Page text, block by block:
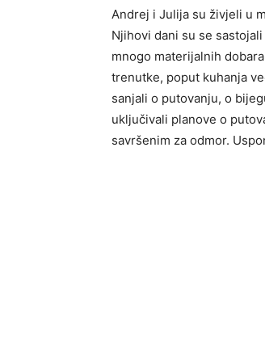
Andrej i Julija su živjeli u
Njihovi dani su se
mnogo materijalnih
trenutke, poput kuhanja
sanjali o putovanju, o
uključivali planove o
savršenim za odmor.